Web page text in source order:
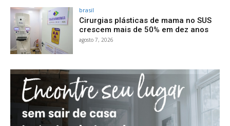
brasil
Cirurgias plásticas de mama no SUS
crescem mais de 50% em dez anos
agosto 7, 2026